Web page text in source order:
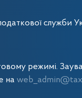
служби
режимі.
на